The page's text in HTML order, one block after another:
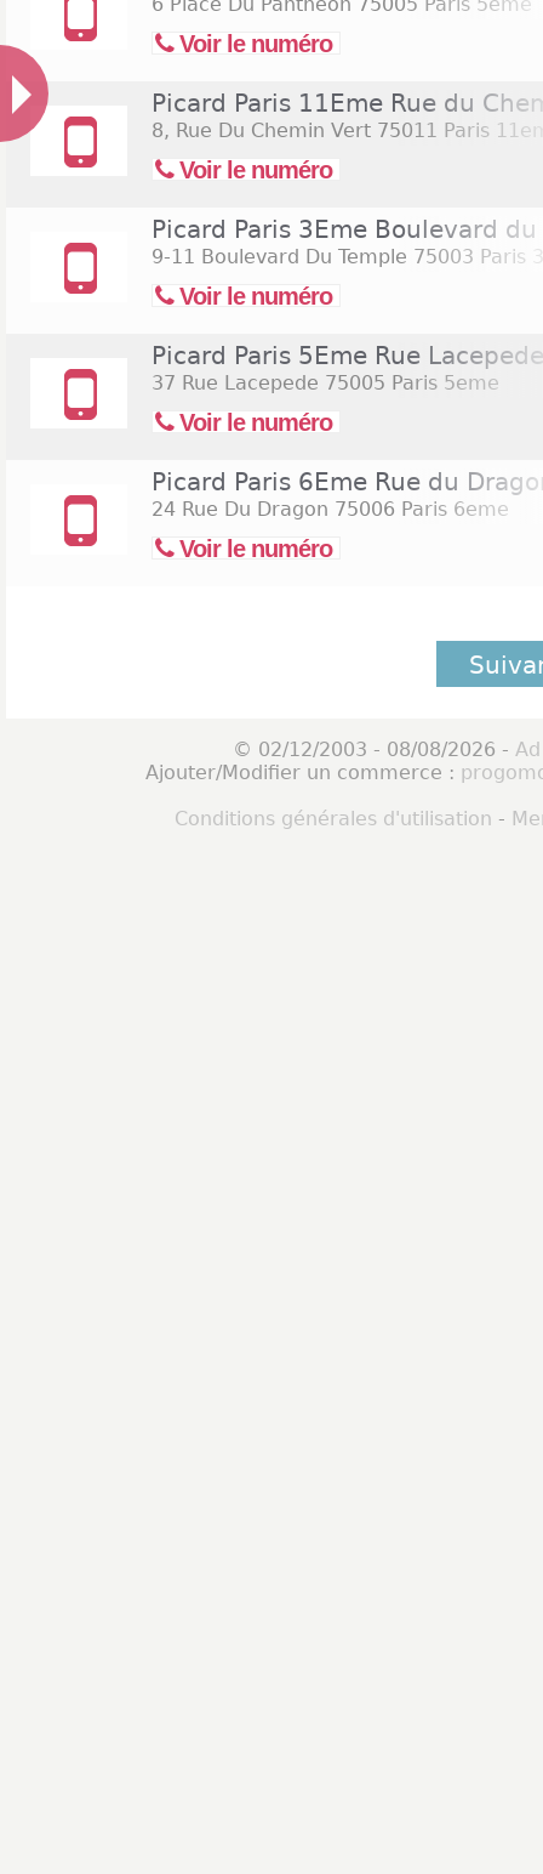
Voir le numéro
Picard Paris 11Eme Rue du
8, Rue Du Chemin Vert 75011 Paris
Voir le numéro
Picard Paris 3Eme Boulevard du
9-11 Boulevard Du Temple 75003 Paris
Voir le numéro
Picard Paris 5Eme Rue Lacepede
37 Rue Lacepede 75005 Paris 5eme
Voir le numéro
Picard Paris 6Eme Rue du
24 Rue Du Dragon 75006 Paris 6eme
Voir le numéro
© 02/12/2003 - 08/08/2026 -
Ajouter/Modifier un commerce :
Conditions générales d'utilisation -